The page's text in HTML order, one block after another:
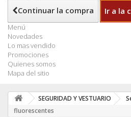
Continuar la compra Ir a la
Menú
Novedades
Lo mas vendido
Promociones
Quienes somos
Mapa del sitio
SEGURIDAD Y VESTUARIO
fluorescentes